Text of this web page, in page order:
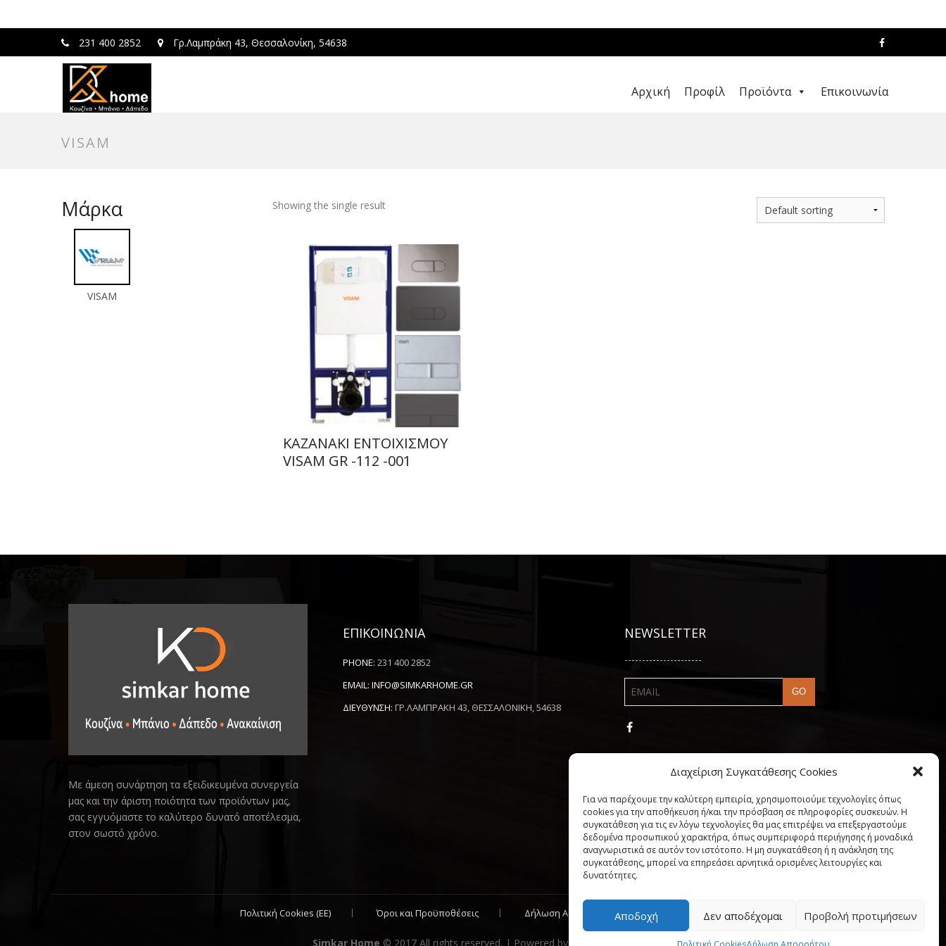
Διαχείριση Συγκατάθεσης Cookies
Για να παρέχουμε την καλύτερη εμπειρία, χρησιμοποιούμε τεχνολογίες όπως
cookies για την αποθήκευση ή/και την πρόσβαση σε πληροφορίες συσκευών. Η
συγκατάθεση για τις εν λόγω τεχνολογίες θα μας επιτρέψει να επεξεργαστούμε
δεδομένα προσωπικού χαρακτήρα, όπως συμπεριφορά περιήγησης ή μοναδικά
αναγνωριστικά σε αυτόν τον ιστότοπο. Η μη συγκατάθεση ή η ανάκληση της
συγκατάθεσης, μπορεί να επηρεάσει αρνητικά ορισμένες λειτουργίες και
δυνατότητες.
Αποδοχή Δεν αποδέχομαι Προβολή προτιμήσεων
231 400 2852 Γρ.Λαμπράκη 43, Θεσσαλονίκη, 54638
Αρχική Προφίλ Προϊόντα Επικοινωνία
VISAM
Μάρκα
VISAM
Showing the single result
ΚΑΖΑΝΑΚΙ ΕΝΤΟΙΧΙΣΜΟΥ
VISAM GR -112 -001
Με άμεση συνάρτηση τα εξειδικευμένα συνεργεία
μας και την άριστη ποιότητα των προϊόντων μας,
σας εγγυόμαστε το καλύτερο δυνατό αποτέλεσμα,
στον σωστό χρόνο.
ΕΠΙΚΟΙΝΩΝΙΑ
PHONE: 231 400 2852
EMAIL: INFO@SIMKARHOME.GR
ΔΙΕΥΘΥΝΣΗ: ΓΡ.ΛΑΜΠΡΑΚΗ 43, ΘΕΣΣΑΛΟΝΙΚΗ, 54638
NEWSLETTER
----------------------
Πολιτική Cookies (ΕΕ) Όροι και Προϋποθέσεις Δήλωση Απορρήτου My account
Simkar Home © 2017 All rights reserved. | Powered by